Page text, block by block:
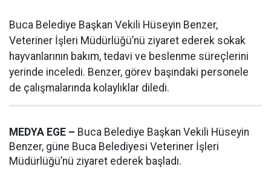
Buca Belediye Başkan Vekili Hüseyin Benzer,
Veteriner İşleri Müdürlüğü’nü ziyaret ederek sokak
hayvanlarının bakım, tedavi ve beslenme süreçlerini
yerinde inceledi. Benzer, görev başındaki personele
de çalışmalarında kolaylıklar diledi.
MEDYA EGE – Buca Belediye Başkan Vekili Hüseyin
Benzer, güne Buca Belediyesi Veteriner İşleri
Müdürlüğü’nü ziyaret ederek başladı.